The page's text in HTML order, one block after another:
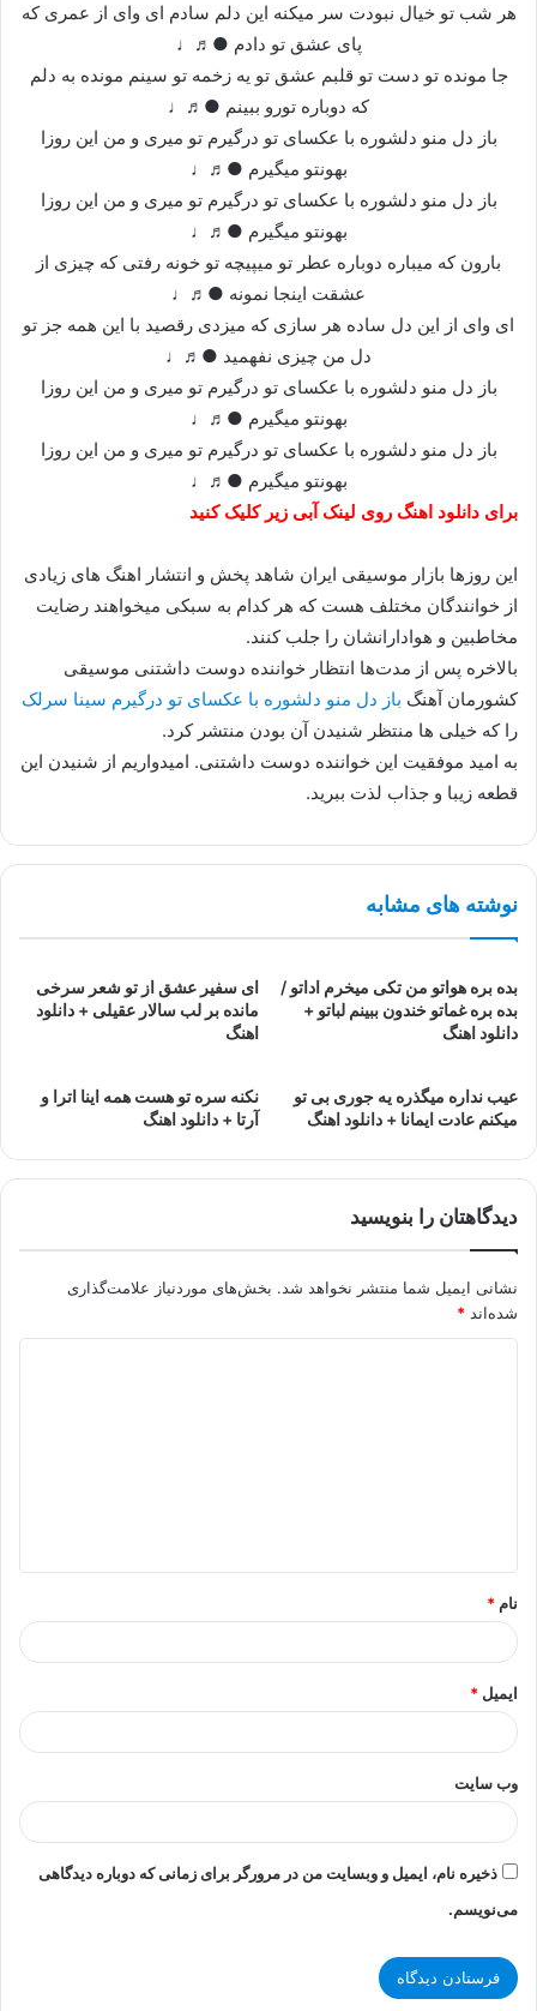
هر شب تو خیال نبودت سر میکنه این دلم سادم ای وای از عمری که
پای عشق تو دادم ●♬♩
جا مونده تو دست تو قلبم عشق تو یه زخمه تو سینم مونده به دلم
که دوباره تورو ببینم ●♬♩
باز دل منو دلشوره با عکسای تو درگیرم تو میری و من این روزا
بهونتو میگیرم ●♬♩
باز دل منو دلشوره با عکسای تو درگیرم تو میری و من این روزا
بهونتو میگیرم ●♬♩
بارون که میباره دوباره عطر تو میپیچه تو خونه رفتی که چیزی از
عشقت اینجا نمونه ●♬♩
ای وای از این دل ساده هر سازی که میزدی رقصید با این همه جز تو
دل من چیزی نفهمید ●♬♩
باز دل منو دلشوره با عکسای تو درگیرم تو میری و من این روزا
بهونتو میگیرم ●♬♩
باز دل منو دلشوره با عکسای تو درگیرم تو میری و من این روزا
بهونتو میگیرم ●♬♩
برای دانلود اهنگ روی لینک آبی زیر کلیک کنید
این روزها بازار موسیقی ایران شاهد پخش و انتشار اهنگ های زیادی
از خوانندگان مختلف هست که هر کدام به سبکی میخواهند رضایت
مخاطبین و هوادارانشان را جلب کنند.
بالاخره پس از مدت‌ها انتظار خواننده دوست داشتنی موسیقی
کشورمان آهنگ باز دل منو دلشوره با عکسای تو درگیرم سینا سرلک
را که خیلی ها منتظر شنیدن آن بودن منتشر کرد.
به امید موفقیت این خواننده دوست داشتنی. امیدواریم از شنیدن این
قطعه زیبا و جذاب لذت ببرید.
نوشته های مشابه
بده بره هواتو من تکی میخرم اداتو /
بده بره غماتو خندون ببینم لباتو +
دانلود اهنگ
ای سفیر عشق از تو شعر سرخی
مانده بر لب سالار عقیلی + دانلود
اهنگ
عیب نداره میگذره یه جوری بی تو
میکنم عادت ایمانا + دانلود اهنگ
نکنه سره تو هست همه اینا اترا و
آرتا + دانلود اهنگ
دیدگاهتان را بنویسید
نشانی ایمیل شما منتشر نخواهد شد. بخش‌های موردنیاز علامت‌گذاری
شده‌اند *
*
نام *
ایمیل *
وب‌ سایت
ذخیره نام، ایمیل و وبسایت من در مرورگر برای زمانی که دوباره دیدگاهی
می‌نویسم.